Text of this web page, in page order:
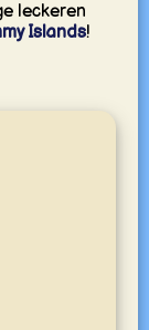
leckeren
Islands!